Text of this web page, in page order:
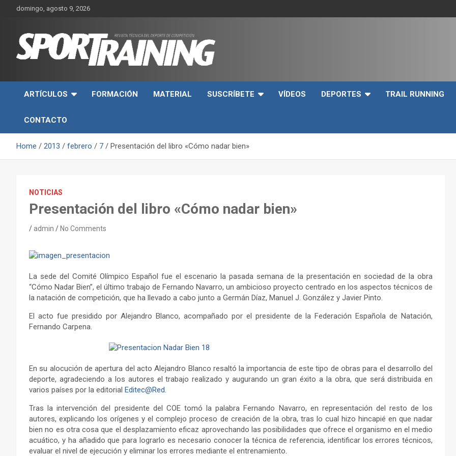
domingo, agosto 9, 2026
Revista técnica del
rendimiento, nutrición y entrenamiento.
ARTÍCULOS
FORMACIÓN MATERIAL SUSCRÍBETE VÍDEOS DEPORTES TRAIL RUNNING
CONTACTO
Home 2013 febrero 7 Presentación del libro «Cómo nadar bien»
NOTICIAS
Presentación del libro «Cómo nadar bien»
admin No Comments
La sede del Comité Olímpico Español fue el escenario la pasada semana de la presentación en sociedad de la obra
“Cómo Nadar Bien”, el último trabajo de Fernando Navarro, un ambicioso proyecto centrado en los aspectos técnicos de
la natación de competición, que ha llevado a cabo junto a Germán Díaz, Manuel J. González y Javier Pinto.
El acto fue presidido por Alejandro Blanco, acompañado por el presidente de la Federación Española de Natación,
Fernando Carpena.
En su alocución de apertura del acto Alejandro Blanco resaltó la importancia de este tipo de obras para el desarrollo del
deporte, agradeciendo a los autores el trabajo realizado y augurando un gran éxito a la obra, que será distribuida en
varios países por la editorial Editec@Red.
Tras la intervención del presidente del COE tomó la palabra Fernando Navarro, en representación del resto de los
autores, explicando los orígenes y el complejo proceso de creación de la obra, tras lo cual hizo hincapié en que nadar
bien no es otra cosa que el desplazamiento eficaz aprovechando las posibilidades que ofrece el organismo en el medio
acuático, y ha añadido que para lograrlo es necesario conocer la técnica de referencia, identificar los errores técnicos,
evaluar el nivel de ejecución y eliminar los errores mediante el entrenamiento.